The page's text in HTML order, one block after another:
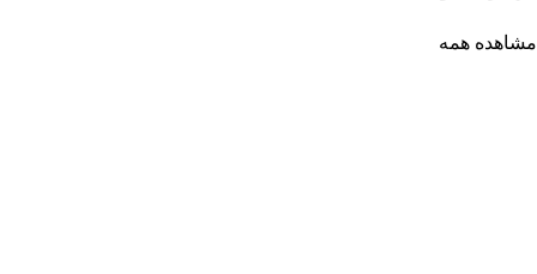
مشاهده همه